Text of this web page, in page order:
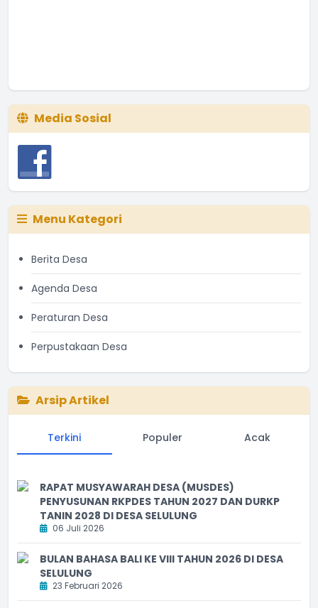
Media Sosial
Menu Kategori
Berita Desa
Agenda Desa
Peraturan Desa
Perpustakaan Desa
Arsip Artikel
Terkini Populer Acak
RAPAT MUSYAWARAH DESA (MUSDES)
PENYUSUNAN RKPDES TAHUN 2027 DAN DURKP
TANIN 2028 DI DESA SELULUNG
06 Juli 2026
BULAN BAHASA BALI KE VIII TAHUN 2026 DI DESA
SELULUNG
23 Februari 2026